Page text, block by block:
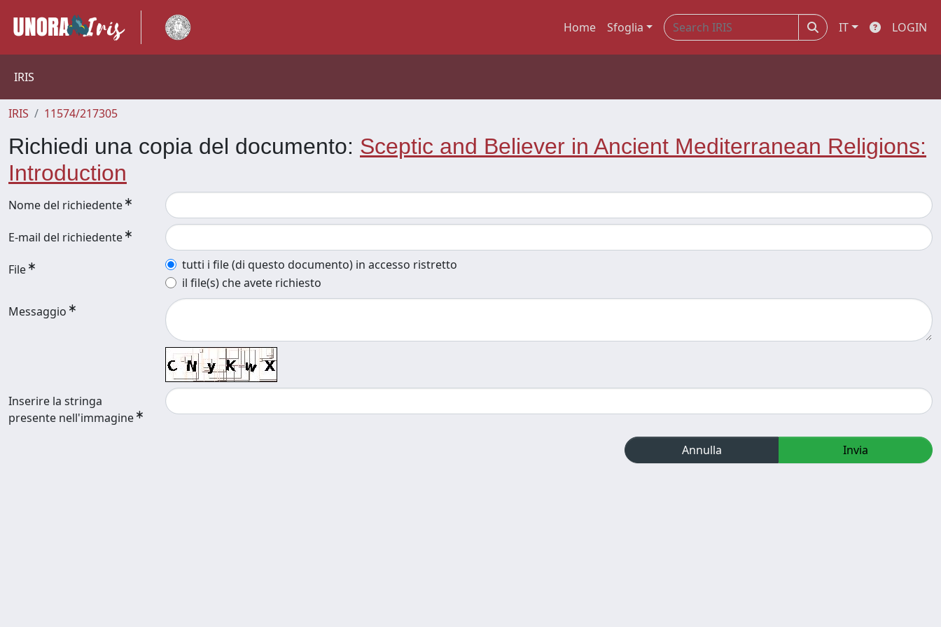
Home Sfoglia IT LOGIN
IRIS
IRIS 11574/217305
Richiedi una copia del documento: Sceptic and Believer in Ancient Mediterranean Religions:
Introduction
Nome del richiedente
E-mail del richiedente
File
tutti i file (di questo documento) in accesso ristretto
il file(s) che avete richiesto
Messaggio
Inserire la stringa
presente nell'immagine
Annulla Invia